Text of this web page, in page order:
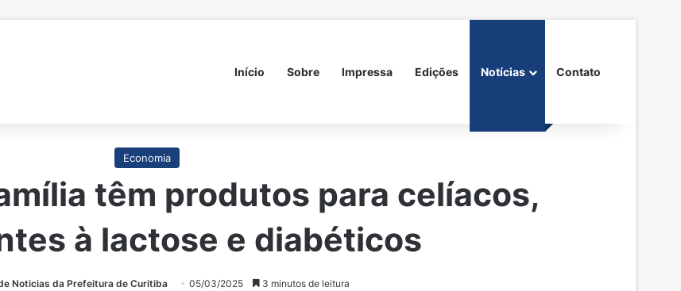
Início Sobre Impressa Edições Notícias Contato
Economia
têm produtos para celíacos,
à lactose e diabéticos
Noticias da Prefeitura de Curitiba 05/03/2025 3 minutos de leitura